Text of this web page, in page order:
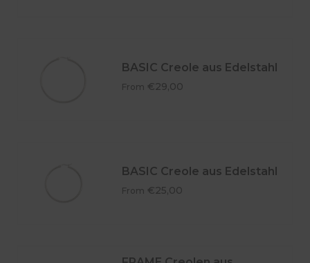
BASIC Creole aus Edelstahl
From €29,00
BASIC Creole aus Edelstahl
From €25,00